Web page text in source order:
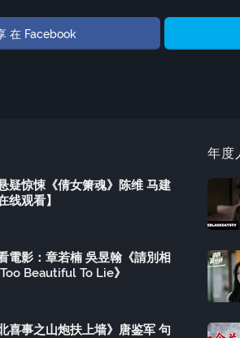
在 Facebook
疑惊悚《倩女箫魂》陈维 马建
线观看】
電影：章若楠 吳昱翰《請別相
Beautiful To Lie》
喜事之山炮扶上墙》唐鉴军 句
年度